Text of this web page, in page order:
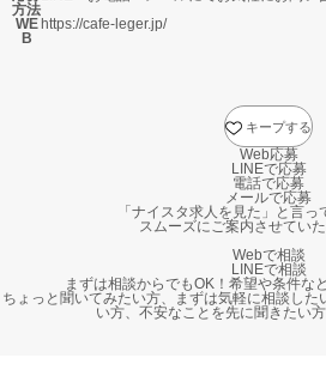
方法
WE
B
https://cafe-leger.jp/
キープする
Web応募
LINEで応募
電話で応募
メールで応募
「ナイスタ求人を見た」と言っ
スムーズにご案内させてい
Webで相談
LINEで相談
まずは相談からでもOK！希望や条件な
ちょっと聞いてみたい方、まずは気軽に相談し
い方、不安なことを先に聞きたい